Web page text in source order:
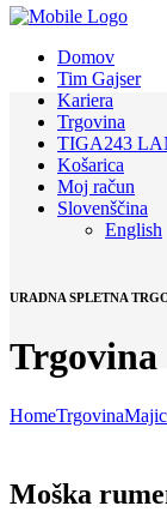
Domov
Tim Gajser
Kariera
Trgovina
TIGA243
Košarica
Moj račun
Slovenščina
English
URADNA SPLETNA
Trgovina
HomeTrgovina
Moška